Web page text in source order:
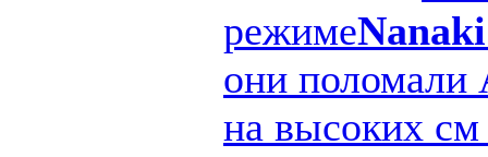
режиме
они поломали
на высоких